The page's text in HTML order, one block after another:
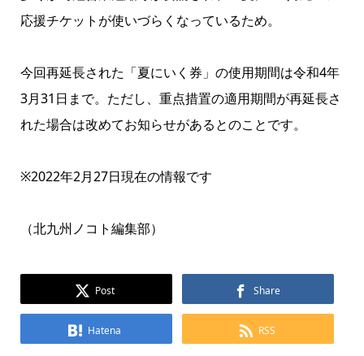
応援チケットが使いづらくなっているため。
今回再延長された「夏にいく券」の使用期間は令和4年
3月31日まで。ただし、重点措置の適用期間が再延長さ
れた場合は改めてお知らせがあるとのことです。
※2022年2月27日現在の情報です
（北九州ノコト編集部）
Post Share
Hatena RSS